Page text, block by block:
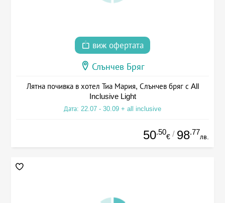
виж офертата
Слънчев Бряг
Лятна почивка в хотел Тиа Мария, Слънчев бряг с All
Inclusive Light
Дата: 22.07 - 30.09 + all inclusive
50.50
€ / 98.77
лв.